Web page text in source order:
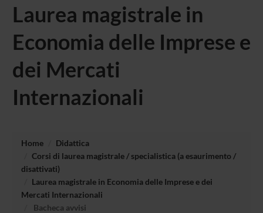
Laurea magistrale in
Economia delle Imprese e
dei Mercati
Internazionali
Home
Didattica
Corsi di laurea magistrale / specialistica (a esaurimento /
disattivati)
Laurea magistrale in Economia delle Imprese e dei
Mercati Internazionali
Bacheca avvisi